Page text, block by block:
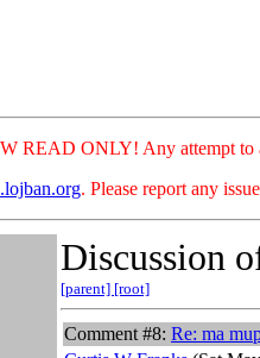
READ ONLY! Any attempt to
. Please report any
Discussion
[parent] [root]
Comment #8: Re: ma